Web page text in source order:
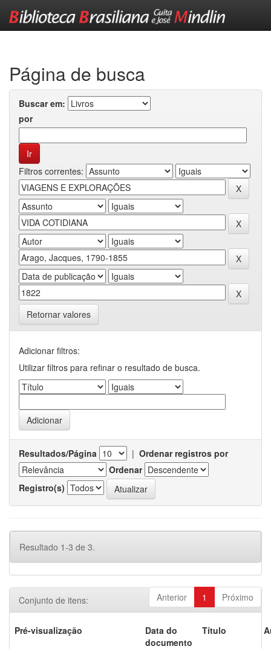
Página de busca
Buscar em:
por
Filtros correntes:
Retornar valores
Adicionar filtros:
Utilizar filtros para refinar o resultado de busca.
Resultados/Página | Ordenar registros por
Ordenar
Registro(s)
Resultado 1-3 de 3.
Anterior 1 Próximo
Conjunto de itens:
Pré-visualização
Data do
documento
Título